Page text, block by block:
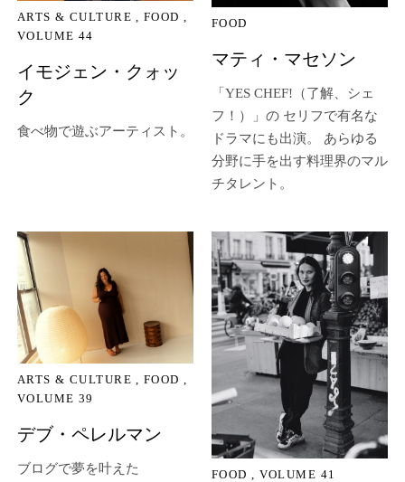
ARTS & CULTURE
FOOD
VOLUME 44
イモジェン・クォッ
ク
食べ物で遊ぶアーティスト。
FOOD
マティ・マセソン
「YES CHEF!（了解、シェ
フ！）」の セリフで有名な
ドラマにも出演。 あらゆる
分野に手を出す料理界のマル
チタレント。
ARTS & CULTURE
FOOD
VOLUME 39
デブ・ペレルマン
ブログで夢を叶えた
FOOD VOLUME 41